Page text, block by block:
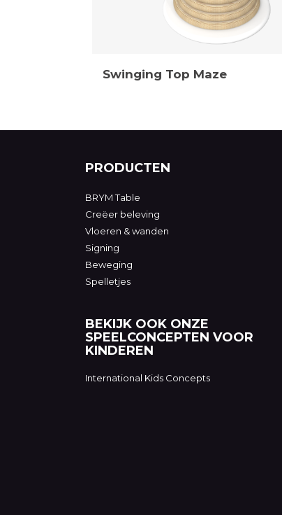
Swinging Top Maze
PRODUCTEN
BRYM Table
Creëer beleving
Vloeren & wanden
Signing
Beweging
Spelletjes
BEKIJK OOK ONZE
SPEELCONCEPTEN VOOR
KINDEREN
International Kids Concepts